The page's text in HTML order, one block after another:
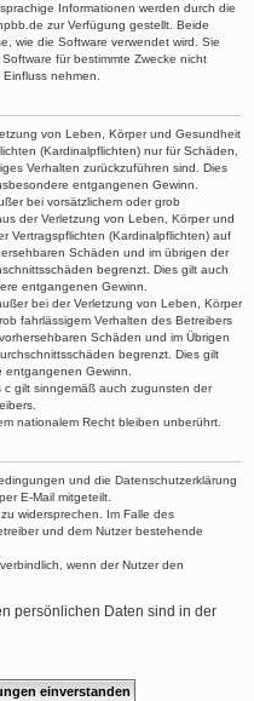
Informationen werden durch die
zur Verfügung gestellt. Beide
wie die Software verwendet wird. Sie
für bestimmte Zwecke nicht
nehmen.
von Leben, Körper und Gesundheit
(Kardinalpflichten) nur für Schäden,
Verhalten zurückzuführen sind. Dies
entgangenen Gewinn.
bei vorsätzlichem oder grob
der Verletzung von Leben, Körper und
Vertragspflichten (Kardinalpflichten) auf
Schäden und im übrigen der
begrenzt. Dies gilt auch
entgangenen Gewinn.
bei der Verletzung von Leben, Körper
fahrlässigem Verhalten des Betreibers
Schäden und im Übrigen
begrenzt. Dies gilt
Gewinn.
gilt sinngemäß auch zugunsten der
nationalem Recht bleiben unberührt.
und die Datenschutzerklärung
E-Mail mitgeteilt.
widersprechen. Im Falle des
und dem Nutzer bestehende
wenn der Nutzer den
persönlichen Daten sind in der